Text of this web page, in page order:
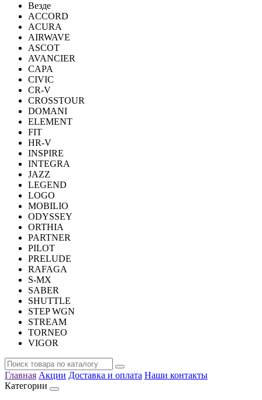
Везде
ACCORD
ACURA
AIRWAVE
ASCOT
AVANCIER
CAPA
CIVIC
CR-V
CROSSTOUR
DOMANI
ELEMENT
FIT
HR-V
INSPIRE
INTEGRA
JAZZ
LEGEND
LOGO
MOBILIO
ODYSSEY
ORTHIA
PARTNER
PILOT
PRELUDE
RAFAGA
S-MX
SABER
SHUTTLE
STEP WGN
STREAM
TORNEO
VIGOR
Главная Акции Доставка и оплата Наши контакты
Категории